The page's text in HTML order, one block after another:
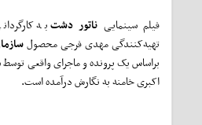
فیلم سینمایی ناتور دشتبه
تهیه‌کنندگی مهدی فرجی محصول
براساس یک پرونده و ماجرای واقعی
اکبری خامنه به‌ نگارش درآمده است.